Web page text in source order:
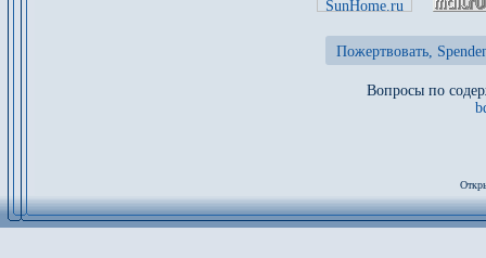
Пожертвовать,
Вопросы по